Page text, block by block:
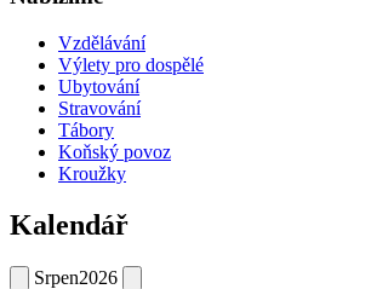
Vzdělávání
Výlety pro dospělé
Ubytování
Stravování
Tábory
Koňský povoz
Kroužky
Kalendář
Srpen2026